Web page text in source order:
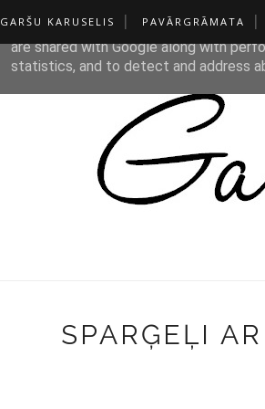
GARŠU KARUSELIS PAVĀRGRĀMATA
SPARĢEĻI
This site uses cookies from Google to
are shared with Google along with
statistics, and to detect and address